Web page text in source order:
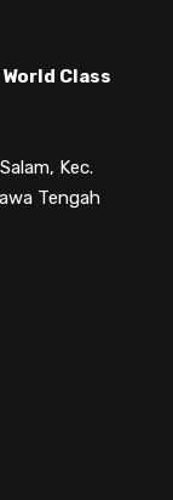
Class
Kec.
Tengah